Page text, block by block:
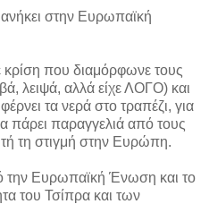
στην Ευρωπαϊκή
που διαμόρφωνε τους
λειψά, αλλά είχε ΛΟΓΟ) και
τα νερά στο τραπέζι, για
πάρει παραγγελιά από τους
τη στιγμή στην Ευρώπη.
την Ευρωπαϊκή Ένωση και το
του Τσίπρα και των